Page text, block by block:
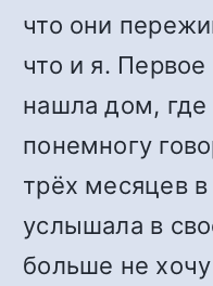
что они
что и я.
нашла дом,
понемногу
трёх месяцев
услышала в
больше не